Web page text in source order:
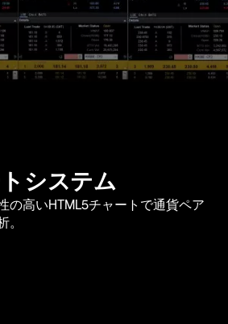
システム
の高いHTML5チャートで通貨ペア
。